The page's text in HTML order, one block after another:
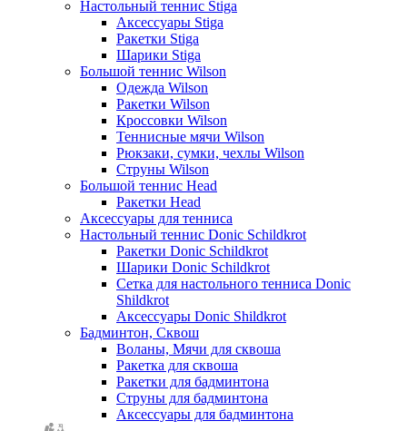
Настольный теннис Stiga
Аксессуары Stiga
Ракетки Stiga
Шарики Stiga
Большой теннис Wilson
Одежда Wilson
Ракетки Wilson
Кроссовки Wilson
Теннисные мячи Wilson
Рюкзаки, сумки, чехлы Wilson
Струны Wilson
Большой теннис Head
Ракетки Head
Аксессуары для тенниса
Настольный теннис Donic Schildkrot
Ракетки Donic Schildkrot
Шарики Donic Schildkrot
Сетка для настольного тенниса Donic
Shildkrot
Аксессуары Donic Shildkrot
Бадминтон, Сквош
Воланы, Мячи для сквоша
Ракетка для сквоша
Ракетки для бадминтона
Струны для бадминтона
Аксессуары для бадминтона